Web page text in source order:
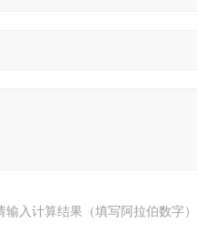
输入计算结果（填写阿拉伯数字